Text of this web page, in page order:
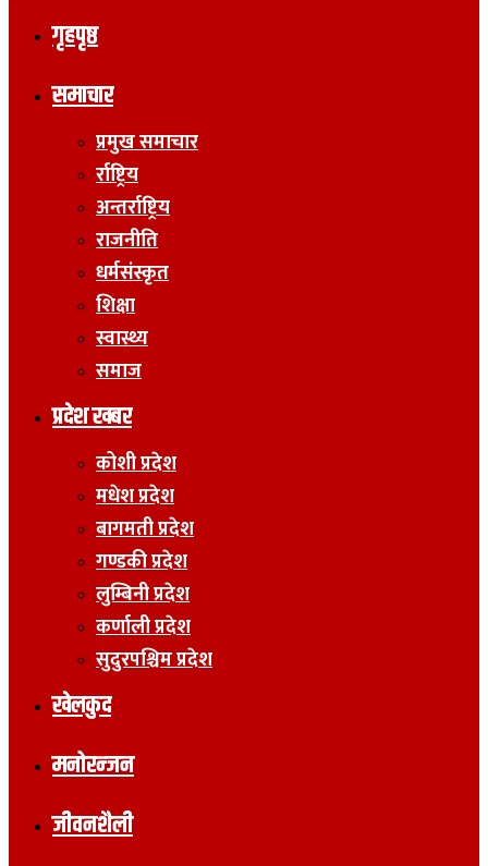
गृहपृष्ठ
समाचार
प्रमुख समाचार
र्राष्ट्रिय
अन्तर्राष्ट्रिय
राजनीति
धर्मसंस्कृत
शिक्षा
स्वास्थ्य
समाज
प्रदेश खबर
कोशी प्रदेश
मधेश प्रदेश
बागमती प्रदेश
गण्डकी प्रदेश
लुम्बिनी प्रदेश
कर्णाली प्रदेश
सुदुरपश्चिम प्रदेश
खेलकुद
मनोरन्जन
जीवनशैली